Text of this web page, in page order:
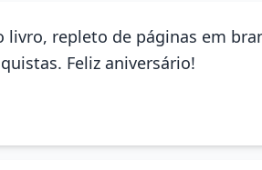
repleto de páginas em
Feliz aniversário!